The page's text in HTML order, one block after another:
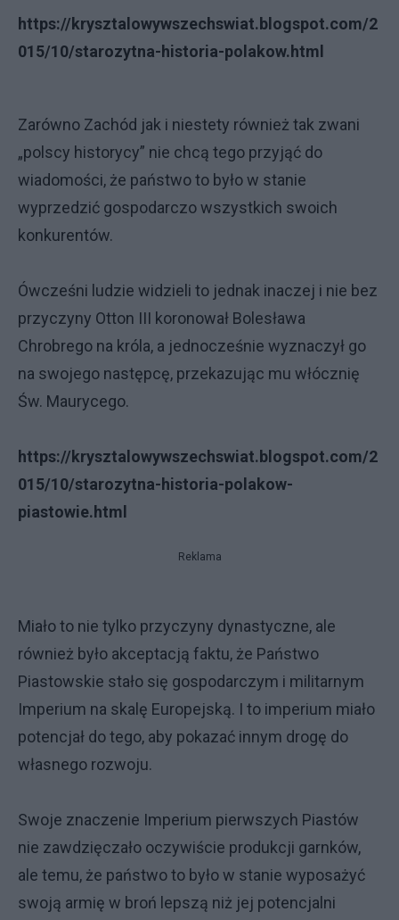
https://krysztalowywszechswiat.blogspot.com/2
015/10/starozytna-historia-polakow.html
Zarówno Zachód jak i niestety również tak zwani
„polscy historycy” nie chcą tego przyjąć do
wiadomości, że państwo to było w stanie
wyprzedzić gospodarczo wszystkich swoich
konkurentów.
Ówcześni ludzie widzieli to jednak inaczej i nie bez
przyczyny Otton III koronował Bolesława
Chrobrego na króla, a jednocześnie wyznaczył go
na swojego następcę, przekazując mu włócznię
Św. Maurycego.
https://krysztalowywszechswiat.blogspot.com/2
015/10/starozytna-historia-polakow-
piastowie.html
Reklama
Miało to nie tylko przyczyny dynastyczne, ale
również było akceptacją faktu, że Państwo
Piastowskie stało się gospodarczym i militarnym
Imperium na skalę Europejską. I to imperium miało
potencjał do tego, aby pokazać innym drogę do
własnego rozwoju.
Swoje znaczenie Imperium pierwszych Piastów
nie zawdzięczało oczywiście produkcji garnków,
ale temu, że państwo to było w stanie wyposażyć
swoją armię w broń lepszą niż jej potencjalni